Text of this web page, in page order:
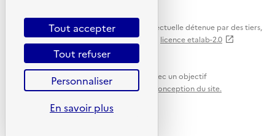
dans
nouvelle
Sauf mention explicite de propriété intellectuelle détenue par des tiers,
les contenus de ce site sont proposés sous licence etalab-2.0
Ce site internet est pensé et développé avec un objectif
d'écoconception.En savoir plus sur l'écoconception du site.
Tout accepter
Tout refuser
Personnaliser
En savoir plus